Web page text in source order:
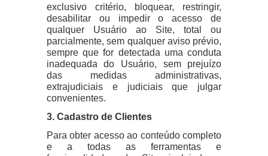
exclusivo critério, bloquear, restringir,
desabilitar ou impedir o acesso de
qualquer Usuário ao Site, total ou
parcialmente, sem qualquer aviso prévio,
sempre que for detectada uma conduta
inadequada do Usuário, sem prejuízo
das medidas administrativas,
extrajudiciais e judiciais que julgar
convenientes.
3. Cadastro de Clientes
Para obter acesso ao conteúdo completo
e a todas as ferramentas e